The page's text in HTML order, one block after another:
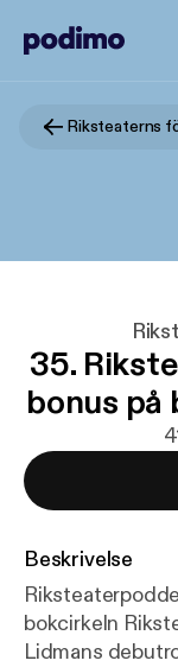
Riksteaterns
35.
bonus på
Beskrivelse
bokcirkeln
Lidmans